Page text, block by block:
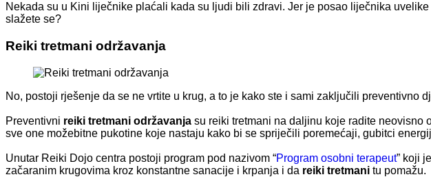
Nekada su u Kini liječnike plaćali kada su ljudi bili zdravi. Jer je posao liječnika
slažete se?
Reiki tretmani održavanja
No, postoji rješenje da se ne vrtite u krug, a to je kako ste i sami zaključili preventivno
Preventivni reiki tretmani održavanja su reiki tretmani na daljinu koje radite neovisno
sve one možebitne pukotine koje nastaju kako bi se spriječili poremećaji, gubitci
Unutar Reiki Dojo centra postoji program pod nazivom “Program osobni terapeut” koji
začaranim krugovima kroz konstantne sanacije i krpanja i da reiki tretmani tu pomažu.